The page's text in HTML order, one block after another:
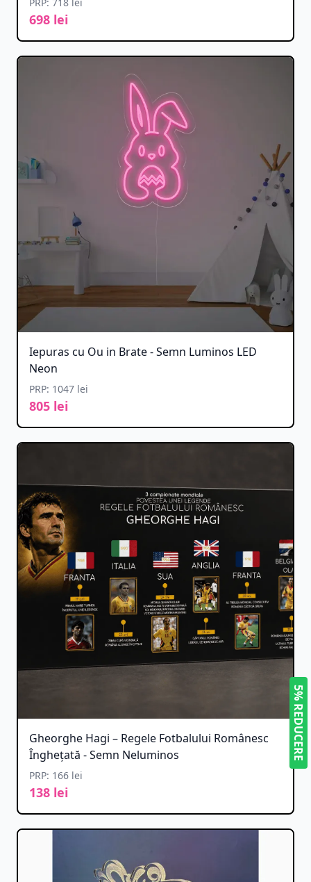
698 lei
Iepuras cu Ou in Brate - Semn Luminos LED
Neon
PRP: 1047 lei
805 lei
Gheorghe Hagi – Regele Fotbalului Românesc
Înghețată - Semn Neluminos
PRP: 166 lei
138 lei
5% REDUCERE